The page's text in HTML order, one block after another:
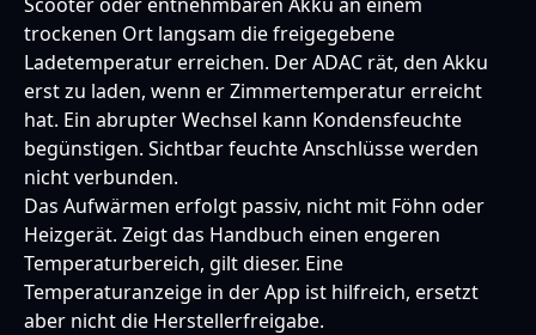
trockenen Ort langsam die freigegebene
Ladetemperatur erreichen. Der ADAC rät, den Akku
erst zu laden, wenn er Zimmertemperatur erreicht
hat. Ein abrupter Wechsel kann Kondensfeuchte
begünstigen. Sichtbar feuchte Anschlüsse werden
nicht verbunden.
Das Aufwärmen erfolgt passiv, nicht mit Föhn oder
Heizgerät. Zeigt das Handbuch einen engeren
Temperaturbereich, gilt dieser. Eine
Temperaturanzeige in der App ist hilfreich, ersetzt
aber nicht die Herstellerfreigabe.